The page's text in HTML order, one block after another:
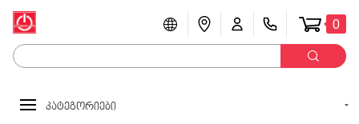
0
კატეგორიები